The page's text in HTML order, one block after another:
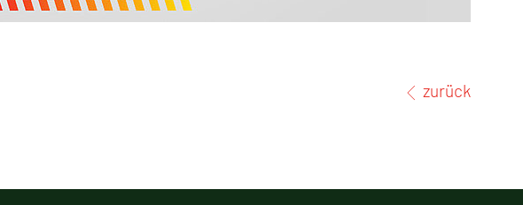
zurück